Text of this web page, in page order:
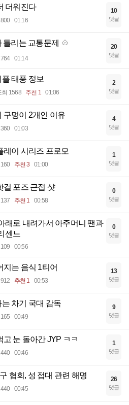
더워진다
01:16
10
댓글
틀리는 교통문제
01:14
20
댓글
태풍 정보
회 1568 추천 1 01:06
2
댓글
구멍이 2개인 이유
01:03
4
댓글
레이 시리즈 프로모
추천 3 01:00
1
댓글
걸 포즈 근접 샷
추천 1 00:58
0
댓글
래로 내려가서 아주머니 팬과
센느
00:56
0
댓글
지는 음식 1티어
추천 1 00:53
13
댓글
차기 국대 감독
00:49
9
댓글
고 눈 돌아간 JYP ㅋㅋ
00:46
1
댓글
협회, 성 접대 관련 해명
00:45
26
댓글